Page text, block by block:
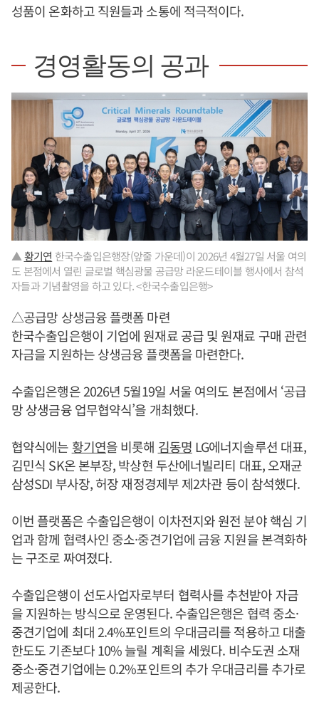
성품이 온화하고 직원들과 소통에 적극적이다.
경영활동의 공과
▲황기연 한국수출입은행장(앞줄 가운데)이 2026년 4월27일 서울 여의
도 본점에서 열린 글로벌 핵심광물 공급망 라운드테이블 행사에서 참석
자들과 기념촬영을 하고 있다. <한국수출입은행>
△공급망 상생금융 플랫폼 마련
한국수출입은행이 기업에 원재료 공급 및 원재료 구매 관련
자금을 지원하는 상생금융 플랫폼을 마련한다.
수출입은행은 2026년 5월19일 서울 여의도 본점에서 ‘공급
망 상생금융 업무협약식’을 개최했다.
협약식에는 황기연을 비롯해 김동명 LG에너지솔루션 대표,
김민식 SK온 본부장, 박상현 두산에너빌리티 대표, 오재균
삼성SDI 부사장, 허장 재정경제부 제2차관 등이 참석했다.
이번 플랫폼은 수출입은행이 이차전지와 원전 분야 핵심 기
업과 함께 협력사인 중소·중견기업에 금융 지원을 본격화하
는 구조로 짜여졌다.
수출입은행이 선도사업자로부터 협력사를 추천받아 자금
을 지원하는 방식으로 운영된다. 수출입은행은 협력 중소·
중견기업에 최대 2.4%포인트의 우대금리를 적용하고 대출
한도도 기존보다 10% 늘릴 계획을 세웠다. 비수도권 소재
중소·중견기업에는 0.2%포인트의 추가 우대금리를 추가로
제공한다.